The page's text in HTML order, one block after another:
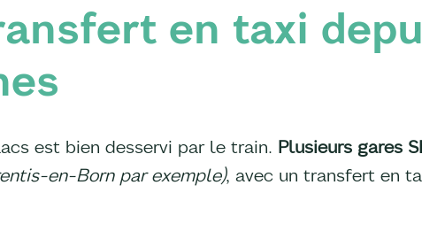
en taxi
est bien desservi par le train. Plusieurs gares
en-Born par exemple), avec un transfert en